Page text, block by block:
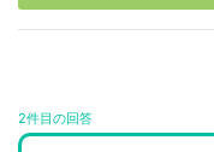
2件目の回答